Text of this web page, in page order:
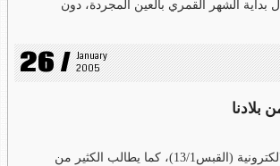
بداية الشهر القمري بالعين المجردة، دون
26 / January
2005
بلادنا
تدعو بعض المواقع الالكترونية (القبس13/1)، كما يطالب الكثير من